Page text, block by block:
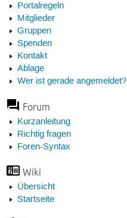
Portalregeln
Mitglieder
Gruppen
Spenden
Kontakt
Ablage
Wer ist gerade angemeldet?
Forum
Kurzanleitung
Richtig fragen
Foren-Syntax
Wiki
Übersicht
Startseite